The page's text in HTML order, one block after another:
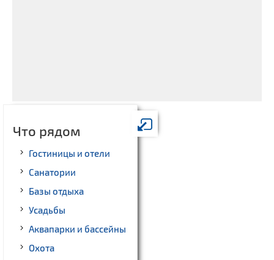
Что рядом
Гостиницы и отели
Санатории
Базы отдыха
Усадьбы
Аквапарки и бассейны
Охота